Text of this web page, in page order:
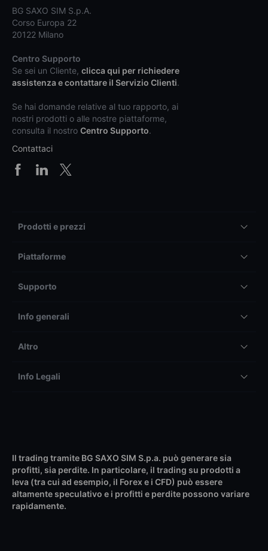
BG SAXO SIM S.p.A.
Corso Europa 22
20122 Milano
Centro Supporto
Se sei un Cliente, clicca qui per richiedere
assistenza e contattare il Servizio Clienti.
Se hai domande relative al tuo rapporto, ai
nostri prodotti o alle nostre piattaforme,
consulta il nostro Centro Supporto.
Contattaci
Prodotti e prezzi
Piattaforme
Supporto
Info generali
Altro
Info Legali
Il trading tramite BG SAXO SIM S.p.a. può generare sia
profitti, sia perdite. In particolare, il trading su prodotti a
leva (tra cui ad esempio, il Forex e i CFD) può essere
altamente speculativo e i profitti e perdite possono variare
rapidamente.